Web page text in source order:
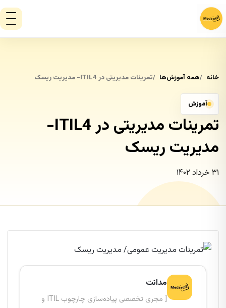
خانه همه آموزش‌ها تمرینات مدیریتی در ITIL4- مدیریت ریسک
آموزش
تمرینات مدیریتی در ITIL4-
مدیریت ریسک
۳۱ خرداد ۱۴۰۲
مدانت
[ مجری تخصصی پیاده‌سازی چارچوب ITIL و